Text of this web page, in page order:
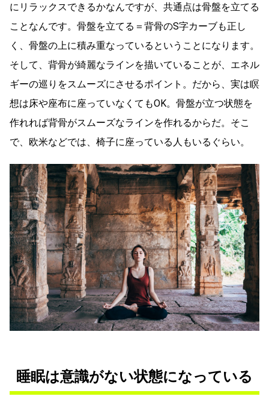
にリラックスできるかなんですが、共通点は骨盤を立てる
ことなんです。骨盤を立てる＝背骨のS字カーブも正し
く、骨盤の上に積み重なっているということになります。
そして、背骨が綺麗なラインを描いていることが、エネル
ギーの巡りをスムーズにさせるポイント。だから、実は瞑
想は床や座布に座っていなくてもOK。骨盤が立つ状態を
作れれば背骨がスムーズなラインを作れるからだ。そこ
で、欧米などでは、椅子に座っている人もいるぐらい。
睡眠は意識がない状態になっている